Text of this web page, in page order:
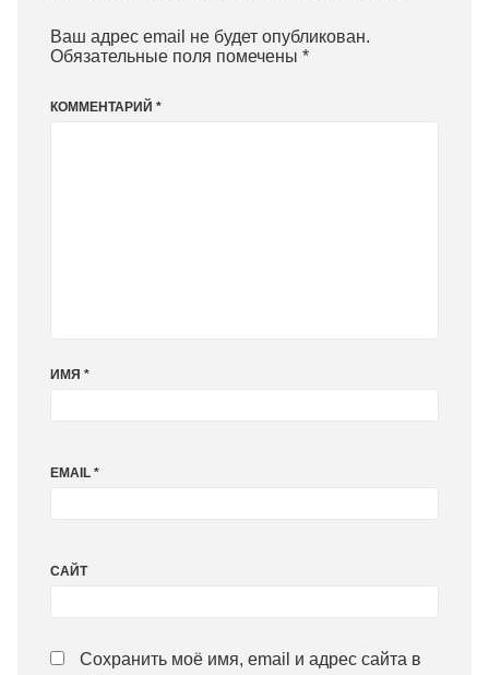
Ваш адрес email не будет опубликован.
Обязательные поля помечены *
КОММЕНТАРИЙ *
ИМЯ *
EMAIL *
САЙТ
Сохранить моё имя, email и адрес сайта в